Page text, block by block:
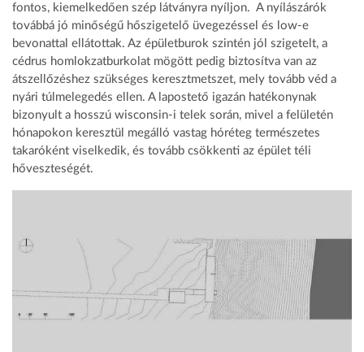
fontos, kiemelkedően szép látványra nyíljon. A nyílászárók
továbbá jó minőségű hőszigetelő üvegezéssel és low-e
bevonattal ellátottak. Az épületburok szintén jól szigetelt, a
cédrus homlokzatburkolat mögött pedig biztosítva van az
átszellőzéshez szükséges keresztmetszet, mely tovább véd a
nyári túlmelegedés ellen. A lapostető igazán hatékonynak
bizonyult a hosszú wisconsin-i telek során, mivel a felületén
hónapokon keresztül megálló vastag hóréteg természetes
takaróként viselkedik, és tovább csökkenti az épület téli
hőveszteségét.